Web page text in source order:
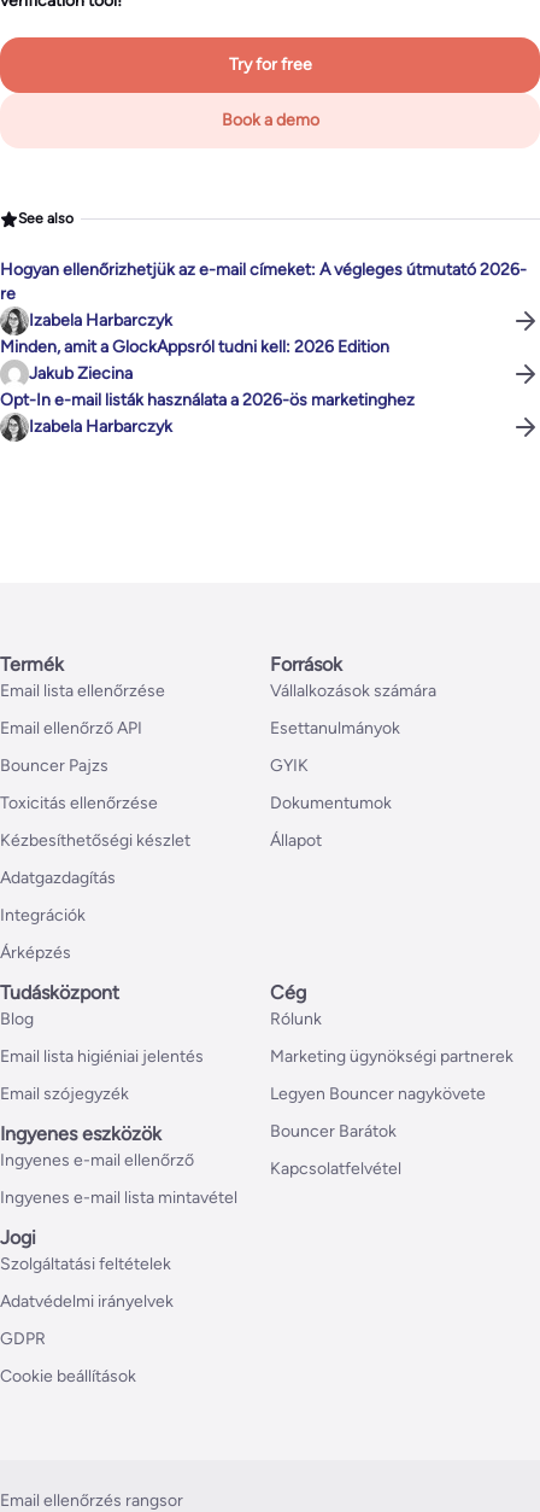
Try for free
Book a demo
See also
Hogyan ellenőrizhetjük az e-mail címeket: A végleges útmutató 2026-
re
Izabela Harbarczyk
Minden, amit a GlockAppsról tudni kell: 2026 Edition
Jakub Ziecina
Opt-In e-mail listák használata a 2026-ös marketinghez
Izabela Harbarczyk
Termék
Email lista ellenőrzése
Email ellenőrző API
Bouncer Pajzs
Toxicitás ellenőrzése
Kézbesíthetőségi készlet
Adatgazdagítás
Integrációk
Árképzés
Források
Vállalkozások számára
Esettanulmányok
GYIK
Dokumentumok
Állapot
Tudásközpont
Blog
Email lista higiéniai jelentés
Email szójegyzék
Ingyenes eszközök
Ingyenes e-mail ellenőrző
Ingyenes e-mail lista mintavétel
Cég
Rólunk
Marketing ügynökségi partnerek
Legyen Bouncer nagykövete
Bouncer Barátok
Kapcsolatfelvétel
Jogi
Szolgáltatási feltételek
Adatvédelmi irányelvek
GDPR
Cookie beállítások
Email ellenőrzés rangsor